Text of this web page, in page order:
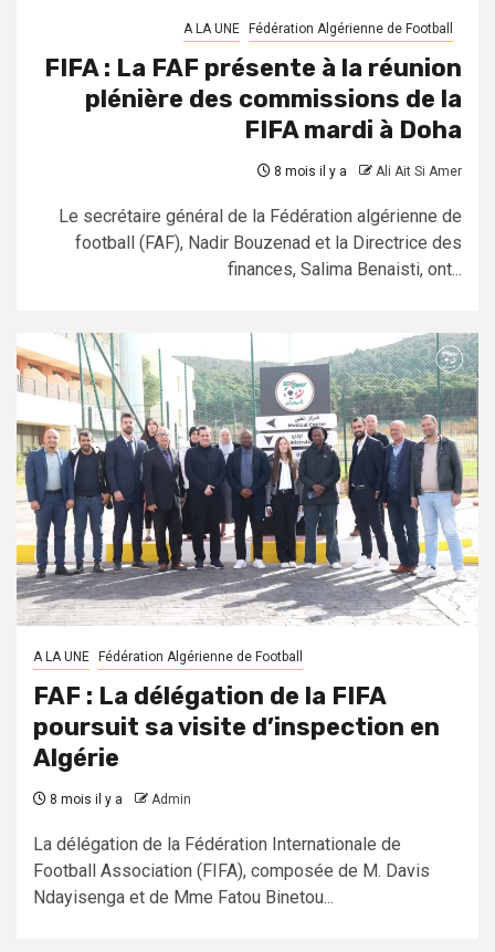
A LA UNE Fédération Algérienne de Football
FIFA : La FAF présente à la réunion
plénière des commissions de la
FIFA mardi à Doha
8 mois il y a Ali Ait Si Amer
Le secrétaire général de la Fédération algérienne de
football (FAF), Nadir Bouzenad et la Directrice des
finances, Salima Benaisti, ont...
A LA UNE Fédération Algérienne de Football
FAF : La délégation de la FIFA
poursuit sa visite d’inspection en
Algérie
8 mois il y a Admin
La délégation de la Fédération Internationale de
Football Association (FIFA), composée de M. Davis
Ndayisenga et de Mme Fatou Binetou...